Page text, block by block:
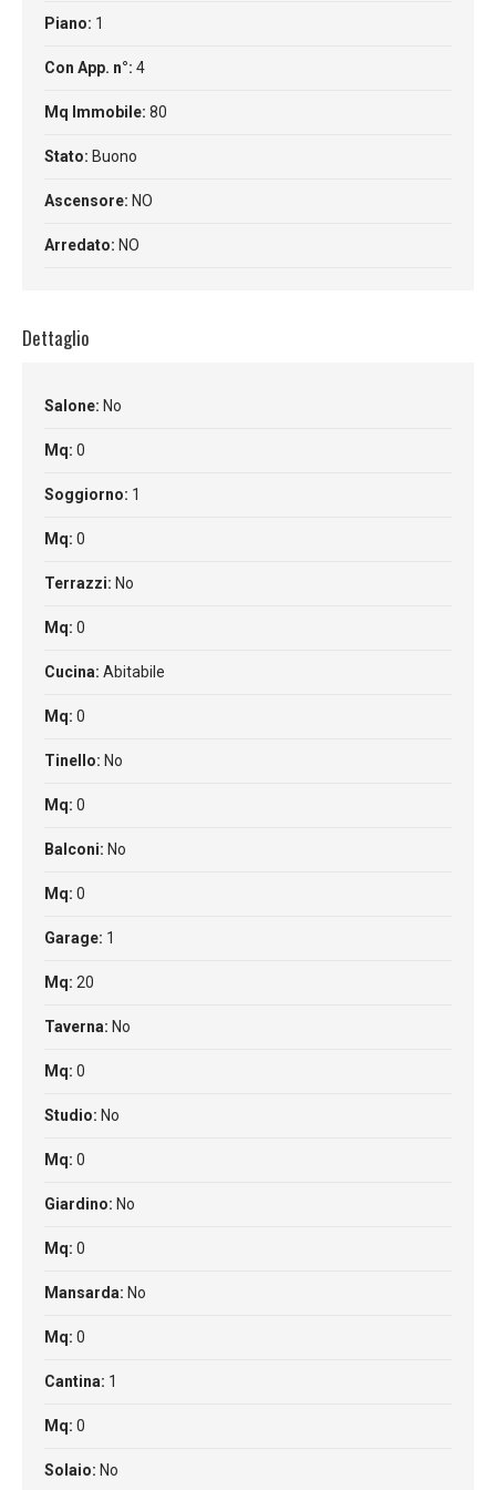
Piano: 1
Con App. n°: 4
Mq Immobile: 80
Stato: Buono
Ascensore: NO
Arredato: NO
Dettaglio
Salone: No
Mq: 0
Soggiorno: 1
Mq: 0
Terrazzi: No
Mq: 0
Cucina: Abitabile
Mq: 0
Tinello: No
Mq: 0
Balconi: No
Mq: 0
Garage: 1
Mq: 20
Taverna: No
Mq: 0
Studio: No
Mq: 0
Giardino: No
Mq: 0
Mansarda: No
Mq: 0
Cantina: 1
Mq: 0
Solaio: No